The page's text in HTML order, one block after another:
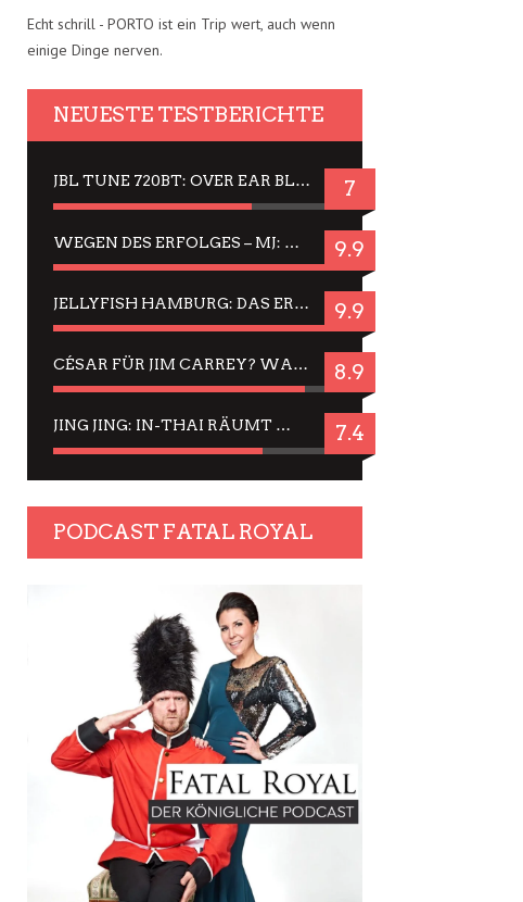
Echt schrill - PORTO ist ein Trip wert, auch wenn
einige Dinge nerven.
NEUESTE TESTBERICHTE
JBL TUNE 720BT: OVER EAR BLUETOOTH KOPFHÖRER UM DIE 50,-€ IM DAUER-TEST 7
WEGEN DES ERFOLGES – MJ: MICHAEL JACKSON MUSICAL IN EINER MATINEE SEHEN 9.9
JELLYFISH HAMBURG: DAS ERFOLGREICHE SOMMER-MENÜ 2025 IN GEFÜHLEN UND BILDERN 9.9
CÉSAR FÜR JIM CARREY? WARUM DAS EINER DER NERVIGSTEN ACTORS IST UND BLEIBT 8.9
JING JING: IN-THAI RÄUMT WIEDER TITEL AB – EIN ZWEI-STUNDEN-ERLEBNISBERICHT 7.4
PODCAST FATAL ROYAL